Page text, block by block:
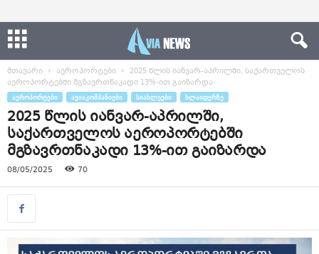
მთავარი აეროპორტები
2025 წლის იანვარ-აპრილში, საქართველოს
აეროპორტებში მგზავრთნაკადი 13%-ით გაიზარდა
ᲐᲔᲠᲝᲞᲝᲠᲢᲔᲑᲘ ᲐᲕᲘᲐᲙᲝᲛᲞᲐᲜᲘᲔᲑᲘ ᲡᲘᲐᲮᲚᲔᲔᲑᲘ ᲡᲚᲐᲘᲓᲔᲠᲖᲔ
2025 წლის იანვარ-აპრილში,
საქართველოს აეროპორტებში
მგზავრთნაკადი 13%-ით გაიზარდა
08/05/2025 70